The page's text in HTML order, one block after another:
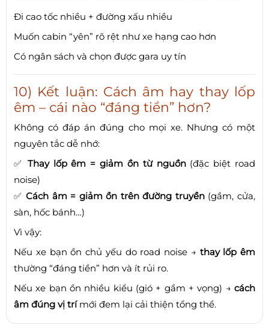
Đi cao tốc nhiều + đường xấu nhiều
Muốn cabin “yên” rõ rệt như xe hạng cao hơn
Có ngân sách và chọn được gara uy tín
10) Kết luận: Cách âm hay thay lốp
êm – cái nào “đáng tiền” hơn?
Không có đáp án đúng cho mọi xe. Nhưng có một
nguyên tắc dễ nhớ:
✅ Thay lốp êm = giảm ồn từ nguồn(đặc biệt road
noise)
✅Cách âm = giảm ồn trên đường truyền(gầm, cửa,
sàn, hốc bánh…)
Vì vậy:
Nếu xe bạn ồn chủ yếu do road noise → thay lốp êm
thường “đáng tiền” hơn và ít rủi ro.
Nếu xe bạn ồn nhiều kiểu (gió + gầm + vọng) → cách
âm đúng vị trímới đem lại cải thiện tổng thể.